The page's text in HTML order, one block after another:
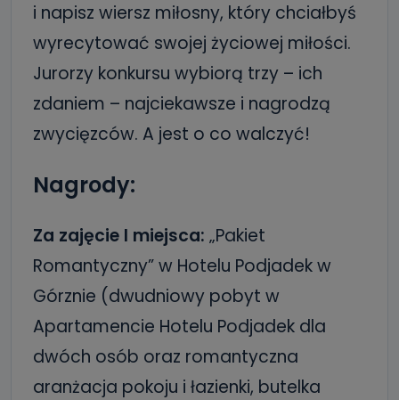
i napisz wiersz miłosny, który chciałbyś
wyrecytować swojej życiowej miłości.
Jurorzy konkursu wybiorą trzy – ich
zdaniem – najciekawsze i nagrodzą
zwycięzców. A jest o co walczyć!
Nagrody:
Za zajęcie I miejsca: „Pakiet
Romantyczny” w Hotelu Podjadek w
Górznie (dwudniowy pobyt w
Apartamencie Hotelu Podjadek dla
dwóch osób oraz romantyczna
aranżacja pokoju i łazienki, butelka